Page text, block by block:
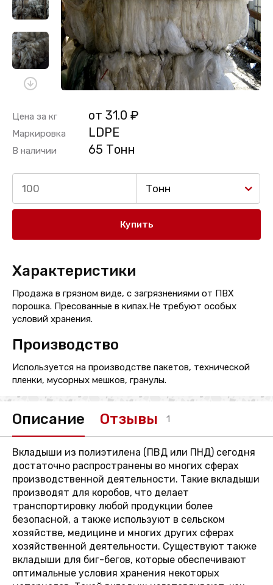
Цена за кг от 31.0 ₽
Маркировка LDPE
В наличии 65 Тонн
Тонн
Купить
Характеристики
Продажа в грязном виде, с загрязнениями от ПВХ
порошка. Пресованные в кипах.Не требуют особых
условий хранения.
Производство
Используется на производстве пакетов, технической
пленки, мусорных мешков, гранулы.
Описание Отзывы 1
Вкладыши из полиэтилена (ПВД или ПНД) сегодня
достаточно распространены во многих сферах
производственной деятельности. Такие вкладыши
производят для коробов, что делает
транспортировку любой продукции более
безопасной, а также используют в сельском
хозяйстве, медицине и многих других сферах
хозяйственной деятельности. Существуют также
вкладыши для биг-бегов, которые обеспечивают
оптимальные условия хранения некоторых